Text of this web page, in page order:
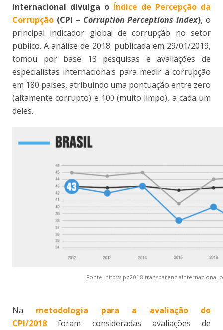
Internacional divulga o Índice de Percepção da
Corrupção (CPI – Corruption Perceptions Index), o
principal indicador global de corrupção no setor
público. A análise de 2018, publicada em 29/01/2019,
tomou por base 13 pesquisas e avaliações de
especialistas internacionais para medir a corrupção
em 180 países, atribuindo uma pontuação entre zero
(altamente corrupto) e 100 (muito limpo), a cada um
deles.
Fonte: http://
Na metodologia para a avaliação do
CPI/2018 foram consideradas avaliações de